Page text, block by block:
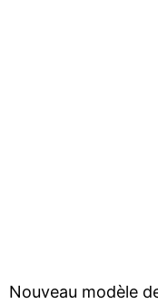
Nouveau modèle